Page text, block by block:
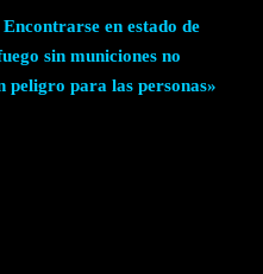
en estado de
sin municiones no
peligro para las personas»